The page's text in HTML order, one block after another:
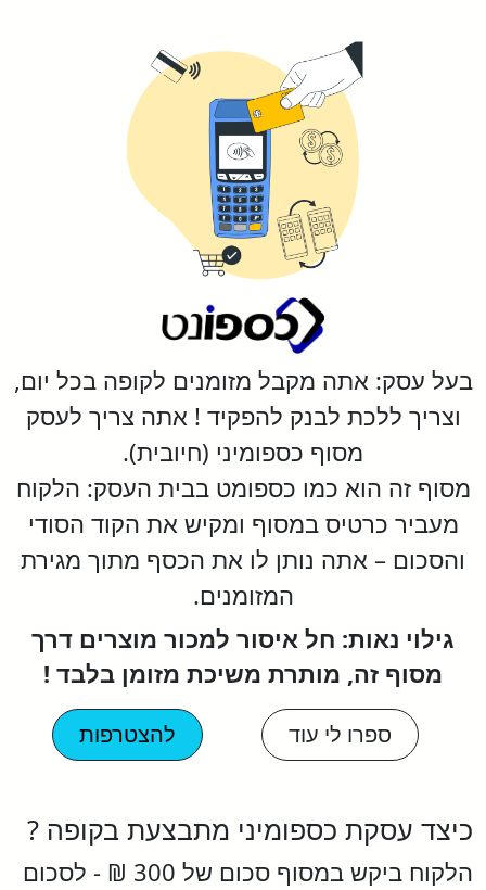
בעל עסק: אתה מקבל מזומנים לקופה בכל יום,
וצריך ללכת לבנק להפקיד ! אתה צריך לעסק
מסוף כספומיני (חיובית).
מסוף זה הוא כמו כספומט בבית העסק: הלקוח
מעביר כרטיס במסוף ומקיש את הקוד הסודי
והסכום – אתה נותן לו את הכסף מתוך מגירת
המזומנים.
גילוי נאות: חל איסור למכור מוצרים דרך
מסוף זה, מותרת משיכת מזומן בלבד !
ספרו לי עוד להצטרפות
כיצד עסקת כספומיני מתבצעת בקופה ?
הלקוח ביקש במסוף סכום של 300 ₪ - לסכום